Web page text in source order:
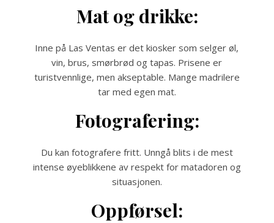
Mat og drikke:
Inne på Las Ventas er det kiosker som selger øl,
vin, brus, smørbrød og tapas. Prisene er
turistvennlige, men akseptable. Mange madrilere
tar med egen mat.
Fotografering:
Du kan fotografere fritt. Unngå blits i de mest
intense øyeblikkene av respekt for matadoren og
situasjonen.
Oppførsel: